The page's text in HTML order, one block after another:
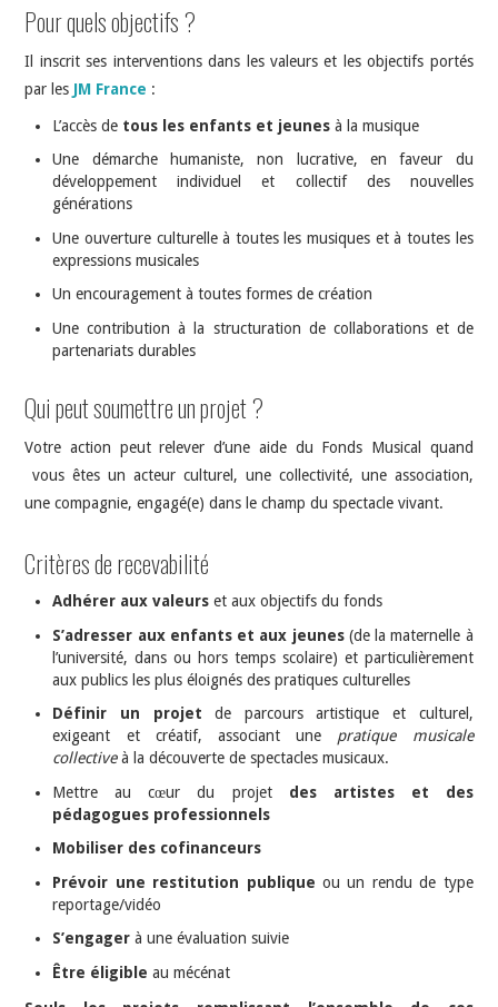
Pour quels objectifs ?
Il inscrit ses interventions dans les valeurs et les objectifs portés
par les JM France :
L’accès de tous les enfants et jeunes à la musique
Une démarche humaniste, non lucrative, en faveur du
développement individuel et collectif des nouvelles
générations
Une ouverture culturelle à toutes les musiques et à toutes les
expressions musicales
Un encouragement à toutes formes de création
Une contribution à la structuration de collaborations et de
partenariats durables
Qui peut soumettre un projet ?
Votre action peut relever d’une aide du Fonds Musical quand
vous êtes un acteur culturel, une collectivité, une association,
une compagnie, engagé(e) dans le champ du spectacle vivant.
Critères de recevabilité
Adhérer aux valeurs et aux objectifs du fonds
S’adresser aux enfants et aux jeunes(de la maternelle à
l’université, dans ou hors temps scolaire) et particulièrement
aux publics les plus éloignés des pratiques culturelles
Définir un projetde parcours artistique et culturel,
exigeant et créatif, associant une pratique musicale
collectiveà la découverte de spectacles musicaux.
Mettre au cœur du projet des artistes et des
pédagogues professionnels
Mobiliser des cofinanceurs
Prévoir une restitution publique ou un rendu de type
reportage/vidéo
S’engager à une évaluation suivie
Être éligible au mécénat